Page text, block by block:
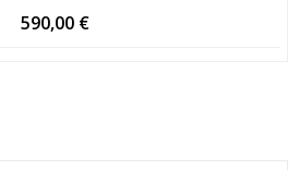
590,00 €